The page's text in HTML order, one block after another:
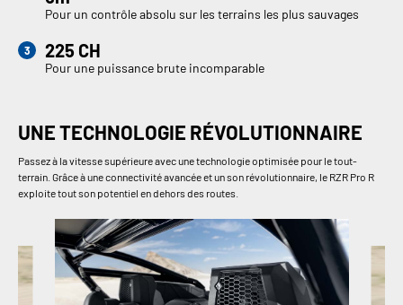
Pour un contrôle absolu sur les terrains les plus sauvages
225 CH
Pour une puissance brute incomparable
UNE TECHNOLOGIE RÉVOLUTIONNAIRE
Passez à la vitesse supérieure avec une technologie optimisée pour le tout-
terrain. Grâce à une connectivité avancée et un son révolutionnaire, le RZR Pro R
exploite tout son potentiel en dehors des routes.